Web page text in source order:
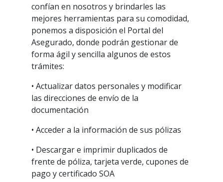
confían en nosotros y brindarles las
mejores herramientas para su comodidad,
ponemos a disposición el Portal del
Asegurado, donde podrán gestionar de
forma ágil y sencilla algunos de estos
trámites:
• Actualizar datos personales y modificar
las direcciones de envío de la
documentación
• Acceder a la información de sus pólizas
• Descargar e imprimir duplicados de
frente de póliza, tarjeta verde, cupones de
pago y certificado SOA